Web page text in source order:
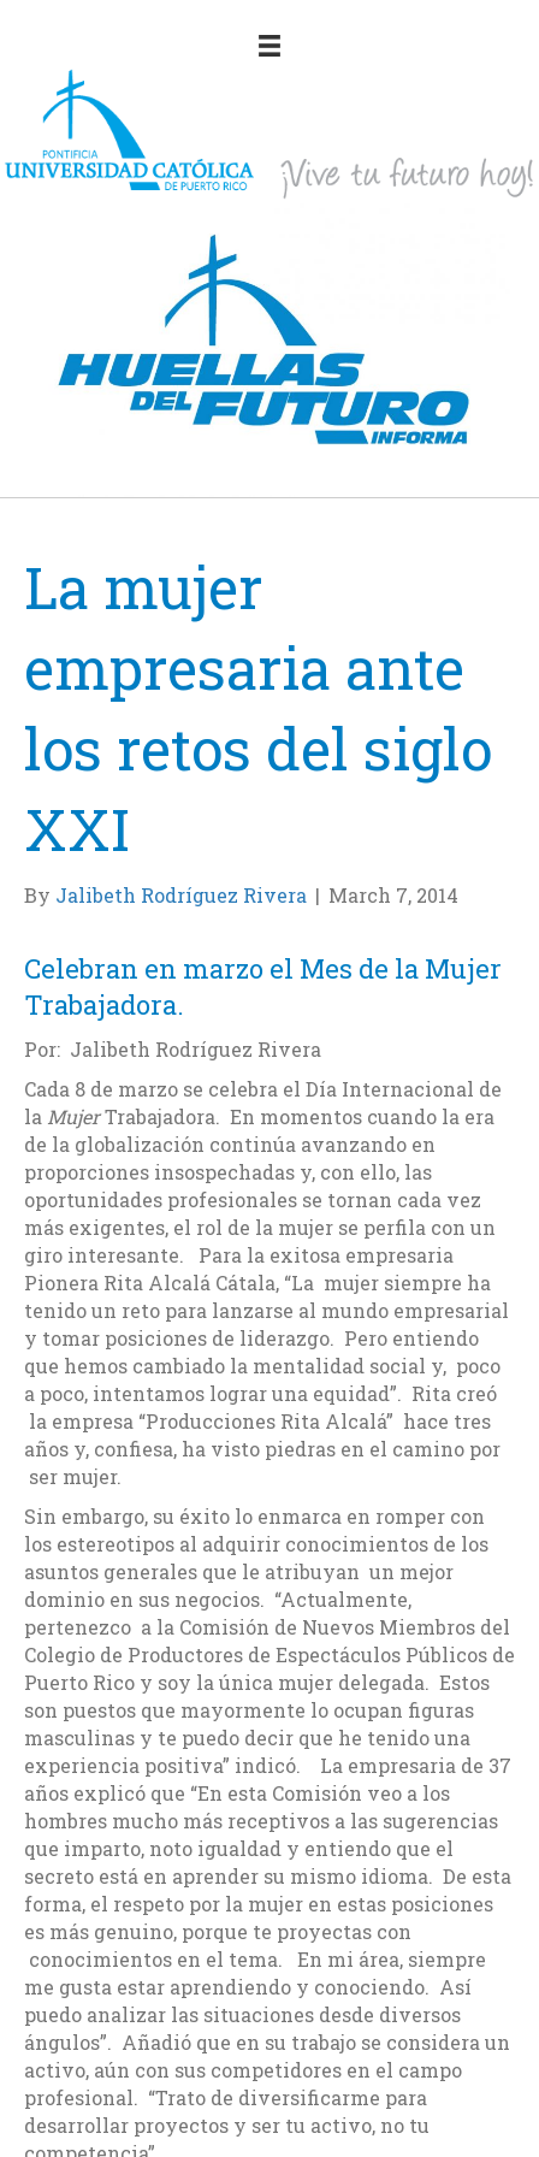
La mujer
empresaria ante
los retos del siglo
XXI
By Jalibeth Rodríguez Rivera | March 7, 2014
Celebran en marzo el Mes de la Mujer
Trabajadora.
Por: Jalibeth Rodríguez Rivera
Cada 8 de marzo se celebra el Día Internacional de
la MujerTrabajadora. En momentos cuando la era
de la globalización continúa avanzando en
proporciones insospechadas y, con ello, las
oportunidades profesionales se tornan cada vez
más exigentes, el rol de la mujer se perfila con un
giro interesante. Para la exitosa empresaria
Pionera Rita Alcalá Cátala, “La mujer siempre ha
tenido un reto para lanzarse al mundo empresarial
y tomar posiciones de liderazgo. Pero entiendo
que hemos cambiado la mentalidad social y, poco
a poco, intentamos lograr una equidad”. Rita creó
la empresa “Producciones Rita Alcalá” hace tres
años y, confiesa, ha visto piedras en el camino por
ser mujer.
Sin embargo, su éxito lo enmarca en romper con
los estereotipos al adquirir conocimientos de los
asuntos generales que le atribuyan un mejor
dominio en sus negocios. “Actualmente,
pertenezco a la Comisión de Nuevos Miembros del
Colegio de Productores de Espectáculos Públicos de
Puerto Rico y soy la única mujer delegada. Estos
son puestos que mayormente lo ocupan figuras
masculinas y te puedo decir que he tenido una
experiencia positiva” indicó. La empresaria de 37
años explicó que “En esta Comisión veo a los
hombres mucho más receptivos a las sugerencias
que imparto, noto igualdad y entiendo que el
secreto está en aprender su mismo idioma. De esta
forma, el respeto por la mujer en estas posiciones
es más genuino, porque te proyectas con
conocimientos en el tema. En mi área, siempre
me gusta estar aprendiendo y conociendo. Así
puedo analizar las situaciones desde diversos
ángulos”. Añadió que en su trabajo se considera un
activo, aún con sus competidores en el campo
profesional. “Trato de diversificarme para
desarrollar proyectos y ser tu activo, no tu